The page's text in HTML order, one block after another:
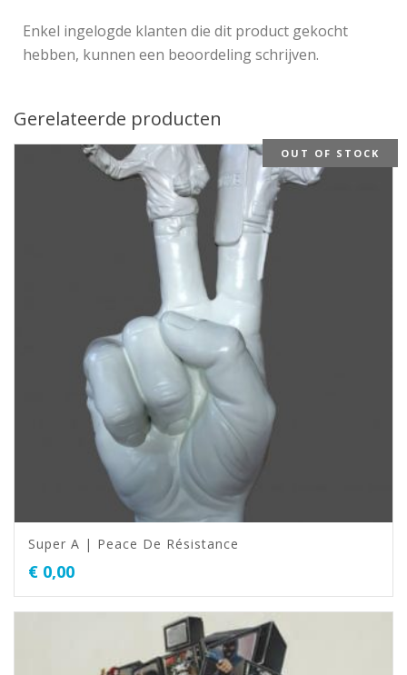
Enkel ingelogde klanten die dit product gekocht
hebben, kunnen een beoordeling schrijven.
Gerelateerde producten
OUT OF STOCK
Super A | Peace De Résistance
€ 0,00